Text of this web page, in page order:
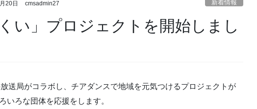
20日 cmsadmin27 新着情報
い」プロジェクトを開始しまし
送局がコラボし、チアダンスで地域を元気つけるプロジェクトが
いろな団体を応援をします。